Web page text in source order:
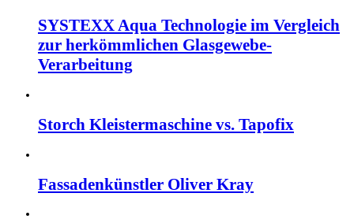
SYSTEXX Aqua Technologie im Vergleich
zur herkömmlichen Glasgewebe-
Verarbeitung
Storch Kleistermaschine vs. Tapofix
Fassadenkünstler Oliver Kray